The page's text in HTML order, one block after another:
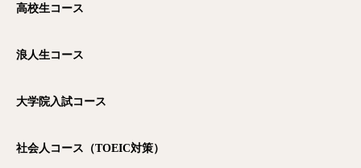
高校生コース
浪人生コース
大学院入試コース
社会人コース（TOEIC対策）